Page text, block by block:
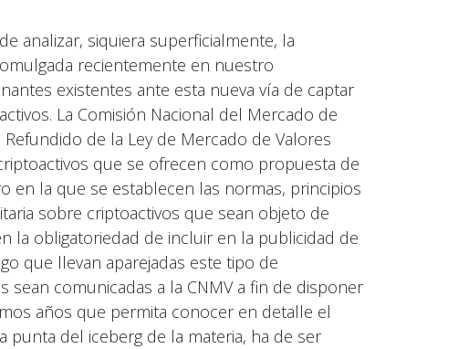
analizar, siquiera superficialmente, la
recientemente en nuestro
existentes ante esta nueva vía de captar
La Comisión Nacional del Mercado de
de la Ley de Mercado de Valores
que se ofrecen como propuesta de
en la que se establecen las normas, principios
sobre criptoactivos que sean objeto de
la obligatoriedad de incluir en la publicidad de
que llevan aparejadas este tipo de
sean comunicadas a la CNMV a fin de disponer
años que permita conocer en detalle el
punta del iceberg de la materia, ha de ser